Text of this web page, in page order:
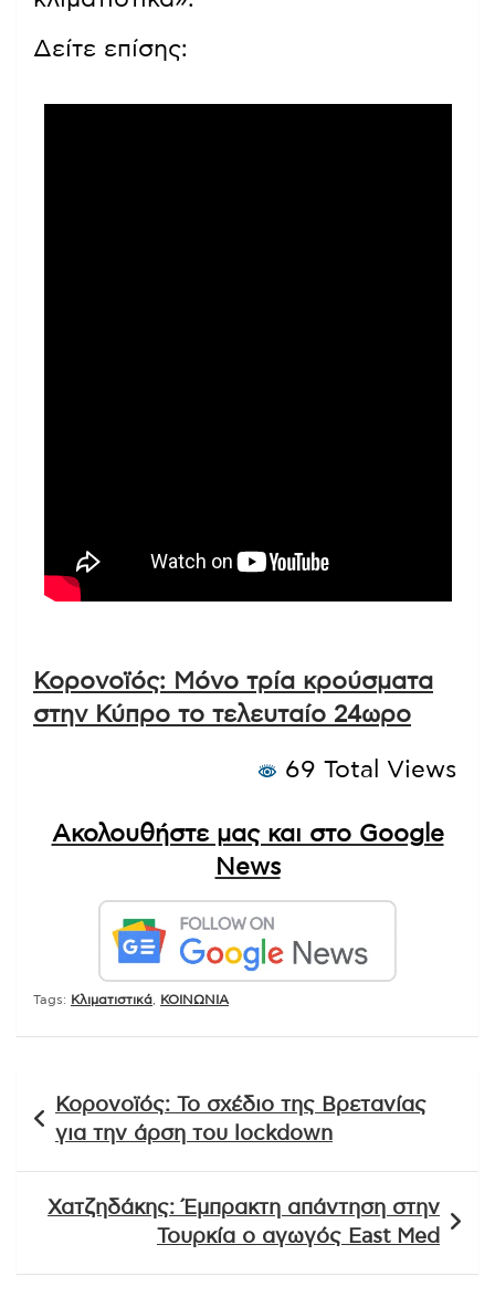
Δείτε επίσης:
Κορονοϊός: Μόνο τρία κρούσματα
στην Κύπρο το τελευταίο 24ωρο
69 Total Views
Ακολουθήστε μας και στο Google
News
Tags: Κλιματιστικά ΚΟΙΝΩΝΙΑ
άρθρων
Κορονοϊός: Το σχέδιο της Βρετανίας
για την άρση του lockdown
Χατζηδάκης: Έμπρακτη απάντηση στην
Τουρκία ο αγωγός East Med